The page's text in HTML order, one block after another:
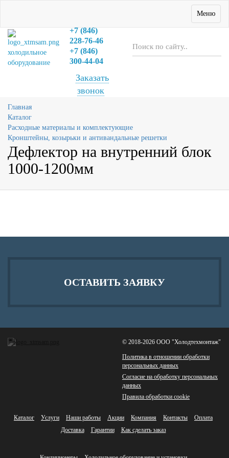
Меню
холодильное
оборудование
+7 (846)
228-76-46
+7 (846)
300-44-04
Заказать
звонок
Главная
Каталог
Расходные материалы и комплектующие
Кронштейны, козырьки и антивандальные решетки
Дефлектор на внутренний блок
1000-1200мм
ОСТАВИТЬ ЗАЯВКУ
© 2018-2026 ООО "Холодтехмонтаж"
Политика в отношении обработки
персональных данных
Согласие на обработку персональных
данных
Правила обработки cookie
Каталог Услуги Наши работы Акции Компания Контакты
Оплата
Доставка
Гарантии Как сделать заказ